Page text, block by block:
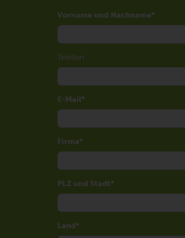
Vorname und Nachname
Telefon
E-Mail
Firma
PLZ und Stadt
Land